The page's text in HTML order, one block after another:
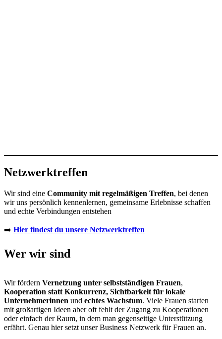
Netzwerktreffen
Wir sind eine Community mit regelmäßigen Treffen, bei denen
wir uns persönlich kennenlernen, gemeinsame Erlebnisse schaffen
und echte Verbindungen entstehen
➡️ Hier findest du unsere Netzwerktreffen
Wer wir sind
Wir fördern Vernetzung unter selbstständigen Frauen,
Kooperation statt Konkurrenz, Sichtbarkeit für lokale
Unternehmerinnen und echtes Wachstum. Viele Frauen starten
mit großartigen Ideen aber oft fehlt der Zugang zu Kooperationen
oder einfach der Raum, in dem man gegenseitige Unterstützung
erfährt. Genau hier setzt unser Business Netzwerk für Frauen an.